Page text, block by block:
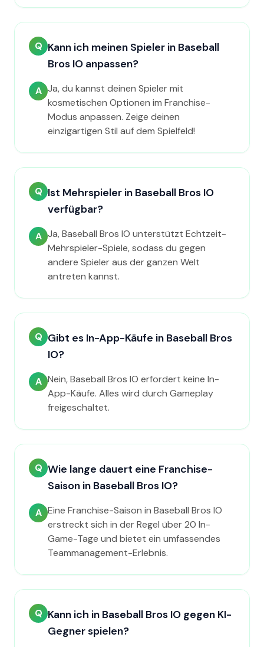
Q Kann ich meinen Spieler in Baseball
Bros IO anpassen?
A Ja, du kannst deinen Spieler mit
kosmetischen Optionen im Franchise-
Modus anpassen. Zeige deinen
einzigartigen Stil auf dem Spielfeld!
Q Ist Mehrspieler in Baseball Bros IO
verfügbar?
A Ja, Baseball Bros IO unterstützt Echtzeit-
Mehrspieler-Spiele, sodass du gegen
andere Spieler aus der ganzen Welt
antreten kannst.
Q Gibt es In-App-Käufe in Baseball Bros
IO?
A Nein, Baseball Bros IO erfordert keine In-
App-Käufe. Alles wird durch Gameplay
freigeschaltet.
Q Wie lange dauert eine Franchise-
Saison in Baseball Bros IO?
A Eine Franchise-Saison in Baseball Bros IO
erstreckt sich in der Regel über 20 In-
Game-Tage und bietet ein umfassendes
Teammanagement-Erlebnis.
Q Kann ich in Baseball Bros IO gegen KI-
Gegner spielen?